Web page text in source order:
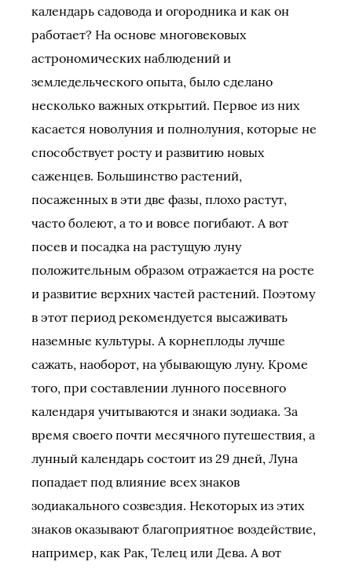
календарь садовода и огородника и как он
работает? На основе многовековых
астрономических наблюдений и
земледельческого опыта, было сделано
несколько важных открытий. Первое из них
касается новолуния и полнолуния, которые не
способствует росту и развитию новых
саженцев. Большинство растений,
посаженных в эти две фазы, плохо растут,
часто болеют, а то и вовсе погибают. А вот
посев и посадка на растущую луну
положительным образом отражается на росте
и развитие верхних частей растений. Поэтому
в этот период рекомендуется высаживать
наземные культуры. А корнеплоды лучше
сажать, наоборот, на убывающую луну. Кроме
того, при составлении лунного посевного
календаря учитываются и знаки зодиака. За
время своего почти месячного путешествия, а
лунный календарь состоит из 29 дней, Луна
попадает под влияние всех знаков
зодиакального созвездия. Некоторых из этих
знаков оказывают благоприятное воздействие,
например, как Рак, Телец или Дева. А вот